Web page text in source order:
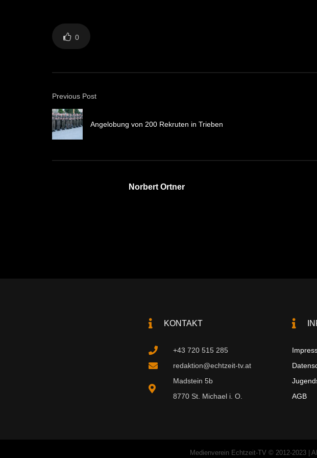
0
Previous Post
Angelobung von 200 Rekruten in Trieben
Norbert Ortner
KONTAKT
+43 720 515 285
redaktion@echtzeit-tv.at
Madstein 5b
8770 St. Michael i. O.
AGB
Medienverein Echtzeit-TV © 2012-2023 |